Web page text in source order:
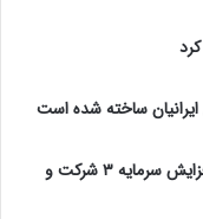
جدیدترین افزایش سرمایه‌های بورس؛ ثبت افزایش سرمایه ۳ شرکت و